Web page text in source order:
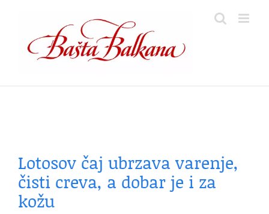
content
Lotosov čaj ubrzava varenje,
čisti creva, a dobar je i za
kožu